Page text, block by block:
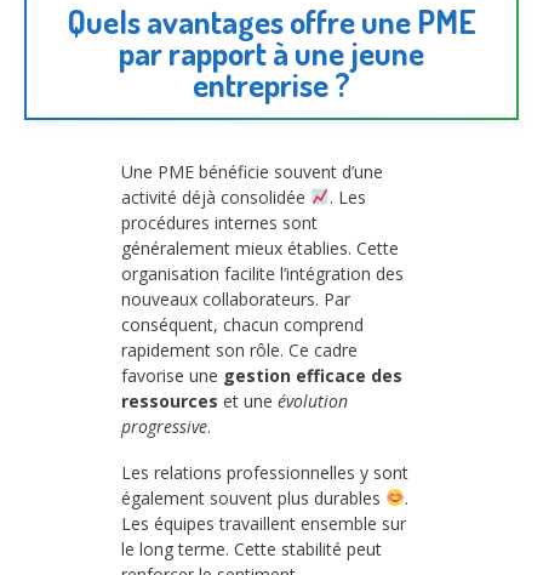
Quels avantages offre une PME
par rapport à une jeune
entreprise ?
Une PME bénéficie souvent d’une
activité déjà consolidée
. Les
procédures internes sont
généralement mieux établies. Cette
organisation facilite l’intégration des
nouveaux collaborateurs. Par
conséquent, chacun comprend
rapidement son rôle. Ce cadre
favorise une gestion efficace des
ressources et une évolution
progressive.
Les relations professionnelles y sont
également souvent plus durables
.
Les équipes travaillent ensemble sur
le long terme. Cette stabilité peut